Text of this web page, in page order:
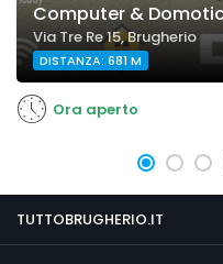
Computer &
Via Tre Re 15, Brugherio
DISTANZA: 681 M
Ora aperto
TUTTOBRUGHERIO.IT